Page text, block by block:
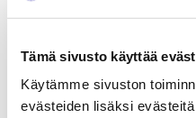
Tämä sivusto käyttää
Käytämme sivuston
evästeiden lisäksi